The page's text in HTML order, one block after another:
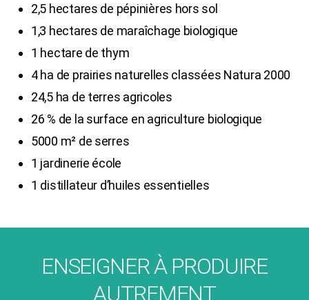
2,5 hectares de pépinières hors sol
1,3 hectares de maraîchage biologique
1 hectare de thym
4 ha de prairies naturelles classées Natura 2000
24,5 ha de terres agricoles
26 % de la surface en agriculture biologique
5000 m² de serres
1 jardinerie école
1 distillateur d’huiles essentielles
ENSEIGNER À PRODUIRE
AUTREMENT